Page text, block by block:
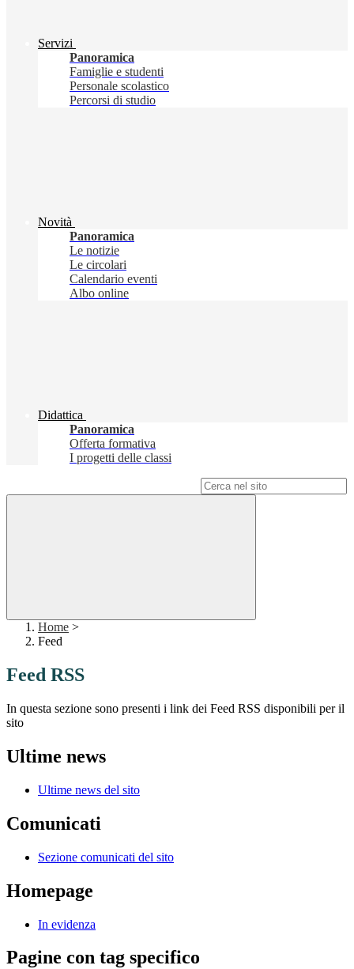
Servizi
Panoramica
Famiglie e studenti
Personale scolastico
Percorsi di studio
Novità
Panoramica
Le notizie
Le circolari
Calendario eventi
Albo online
Didattica
Panoramica
Offerta formativa
I progetti delle classi
Home >
Feed
Feed RSS
In questa sezione sono presenti i link dei Feed RSS disponibili per il
sito
Ultime news
Ultime news del sito
Comunicati
Sezione comunicati del sito
Homepage
In evidenza
Pagine con tag specifico